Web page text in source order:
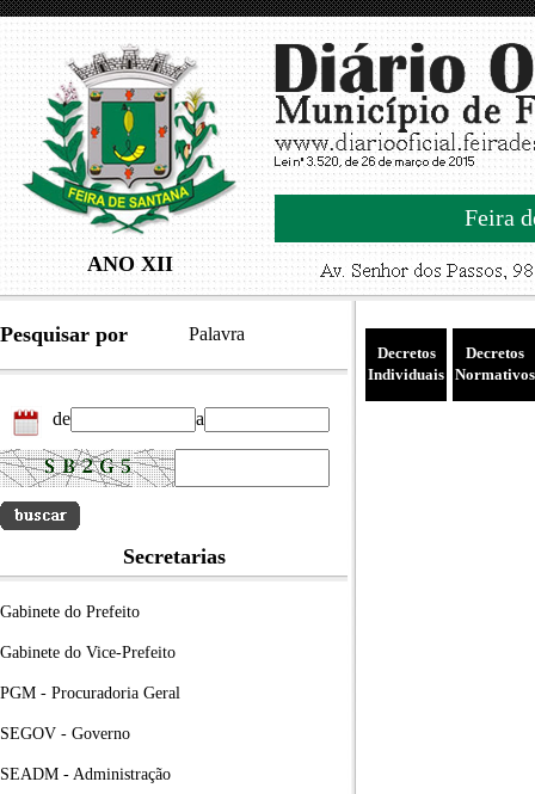
ANO XII
Feira
Pesquisar por Palavra
de a
Secretarias
Gabinete do Prefeito
Gabinete do Vice-Prefeito
PGM - Procuradoria Geral
SEGOV - Governo
SEADM - Administração
Decretos
Individuais
Decretos
Normativos